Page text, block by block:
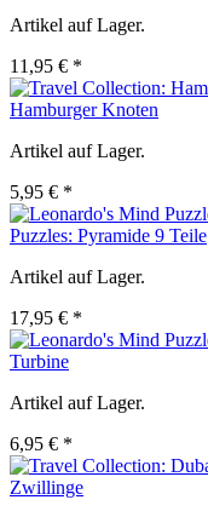
Artikel auf Lager.
11,95 € *
Hamburger Knoten
Artikel auf Lager.
5,95 € *
Puzzles: Pyramide 9 Teile
Artikel auf Lager.
17,95 € *
Turbine
Artikel auf Lager.
6,95 € *
Zwillinge